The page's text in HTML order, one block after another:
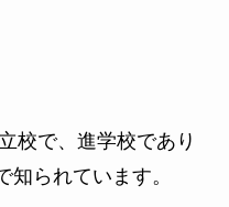
校で、進学校であり
られています。